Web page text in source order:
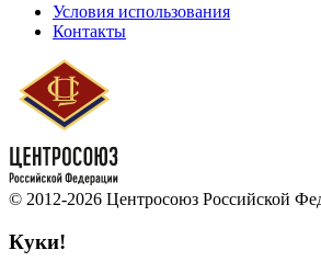
Условия использования
Контакты
© 2012-2026 Центросоюз Российской
Куки!